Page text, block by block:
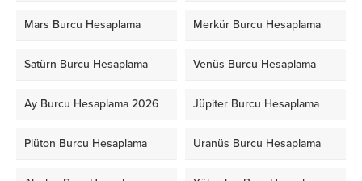
Mars Burcu Hesaplama Merkür Burcu Hesaplama
Satürn Burcu Hesaplama Venüs Burcu Hesaplama
Ay Burcu Hesaplama 2026 Jüpiter Burcu Hesaplama
Plüton Burcu Hesaplama Uranüs Burcu Hesaplama